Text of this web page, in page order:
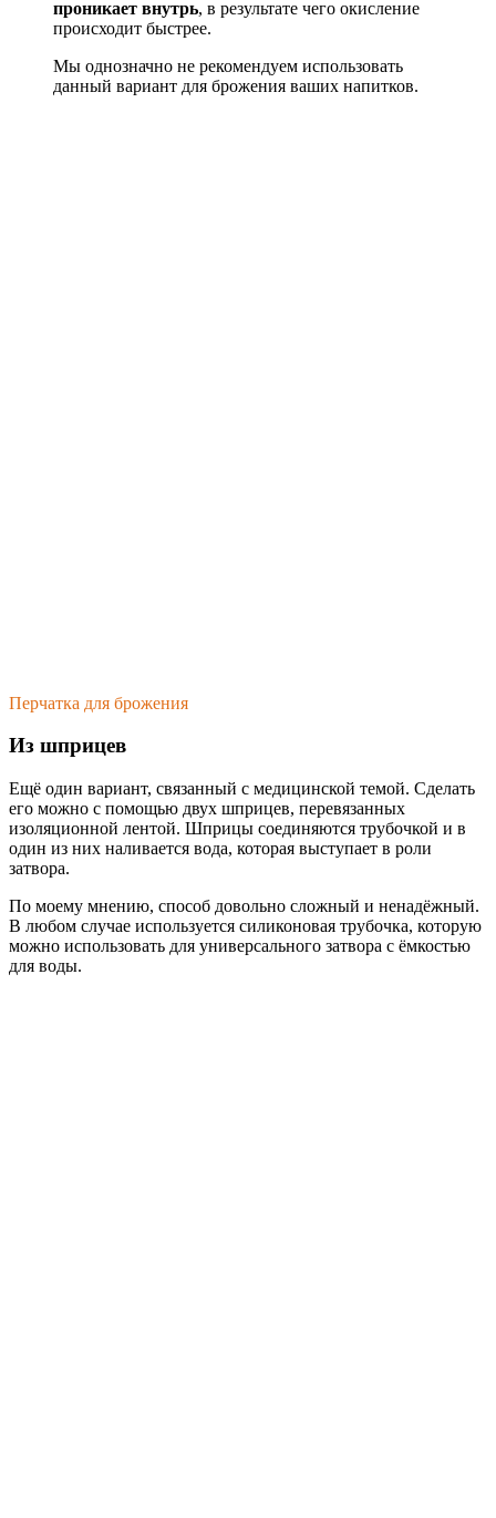
проникает внутрь, в результате чего окисление
происходит быстрее.
Мы однозначно не рекомендуем использовать
данный вариант для брожения ваших напитков.
Перчатка для брожения
Из шприцев
Ещё один вариант, связанный с медицинской темой. Сделать
его можно с помощью двух шприцев, перевязанных
изоляционной лентой. Шприцы соединяются трубочкой и в
один из них наливается вода, которая выступает в роли
затвора.
По моему мнению, способ довольно сложный и ненадёжный.
В любом случае используется силиконовая трубочка, которую
можно использовать для универсального затвора с ёмкостью
для воды.